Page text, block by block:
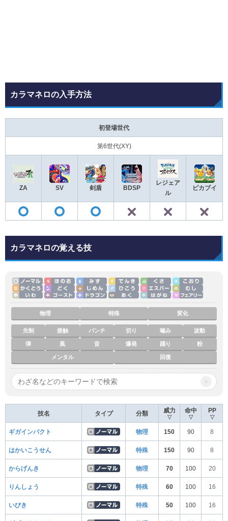
カラマネロの入手方法
初登場世代
第6世代(XY)
ZA SV 剣盾 BDSP
レジェア
ル
ピカブイ
カラマネロの覚える技
物理 特殊 変化
先制 接触 パンチ 切り 噛み 波動
弾 風 音 爆発 踊り 粉
メンタル 回復
×
技名 タイプ 分類 威力
▽
命中
▽
PP
▽
ギガインパクト 物理 150 90 8
はかいこうせん 特殊 150 90 8
からげんき 物理 70 100 20
りんしょう 特殊 60 100 16
いびき 特殊 50 100 16